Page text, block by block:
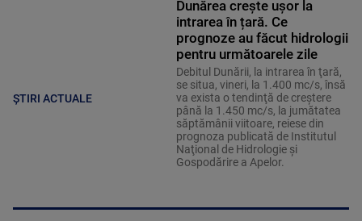
ȘTIRI ACTUALE
Dunărea crește ușor la
intrarea în țară. Ce
prognoze au făcut hidrologii
pentru următoarele zile
Debitul Dunării, la intrarea în ţară,
se situa, vineri, la 1.400 mc/s, însă
va exista o tendinţă de creştere
până la 1.450 mc/s, la jumătatea
săptămânii viitoare, reiese din
prognoza publicată de Institutul
Naţional de Hidrologie şi
Gospodărire a Apelor.